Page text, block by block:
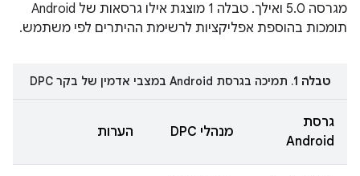
מגרסה 5.0 ואילך. טבלה 1 מוצגת אילו גרסאות של Android
תומכות בהוספת אפליקציות לרשימת ההיתרים לפי משתמש.
טבלה 1 . תמיכה בגרסת Android במצבי אדמין של בקר DPC
גרסת
Android
מנהלי DPC הערות